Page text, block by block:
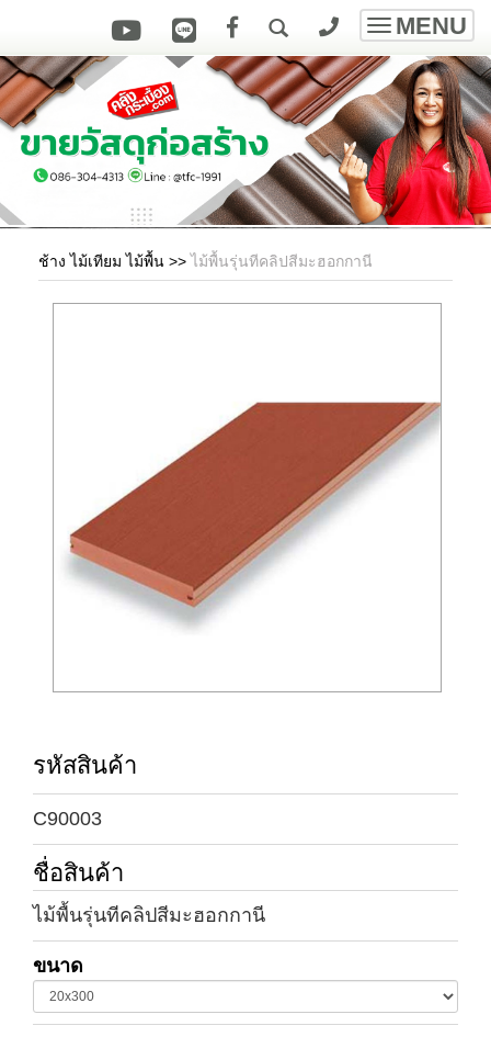
Toggle
MENU
ช้าง ไม้เทียม ไม้พื้น>>ไม้พื้นรุ่นทีคลิปสีมะฮอกกานี
รหัสสินค้า
C90003
ชื่อสินค้า
ไม้พื้นรุ่นทีคลิปสีมะฮอกกานี
ขนาด